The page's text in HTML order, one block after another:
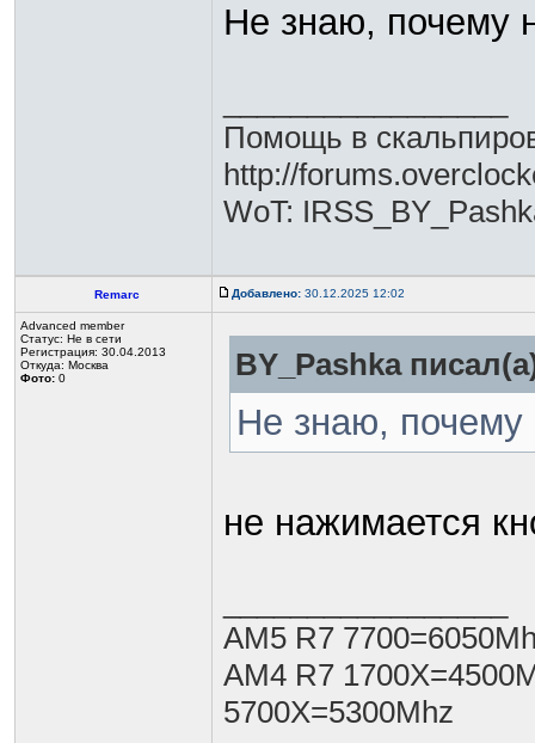
Не знаю, почему
Помощь в
http://
WoT:
Remarc Добавлено: 30.12.2025 12:02
Advanced member
Статус: Не в сети
Регистрация: 30.04.2013
Откуда: Москва
Фото: 0 BY_Pashka
Не знаю, почему
не нажимается
AM5 R7
AM4 R7
5700X=5300Mhz